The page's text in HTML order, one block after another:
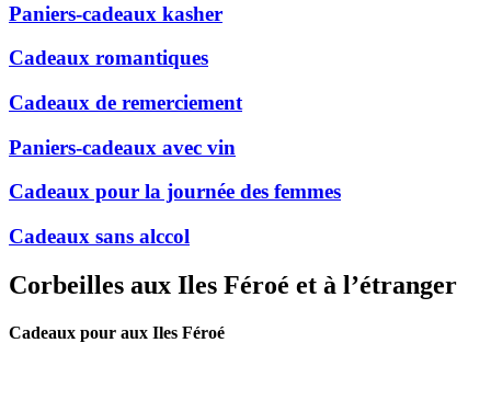
Paniers-cadeaux kasher
Cadeaux romantiques
Cadeaux de remerciement
Paniers-cadeaux avec vin
Cadeaux pour la journée des femmes
Cadeaux sans alccol
Corbeilles aux Iles Féroé et à l’étranger
Cadeaux pour aux Iles Féroé